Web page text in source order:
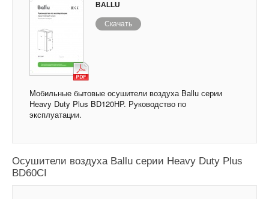
BALLU
Скачать
Мобильные бытовые осушители воздуха Ballu серии
Heavy Duty Plus BD120HP. Руководство по
эксплуатации.
Осушители воздуха Ballu серии Heavy Duty Plus
BD60CI